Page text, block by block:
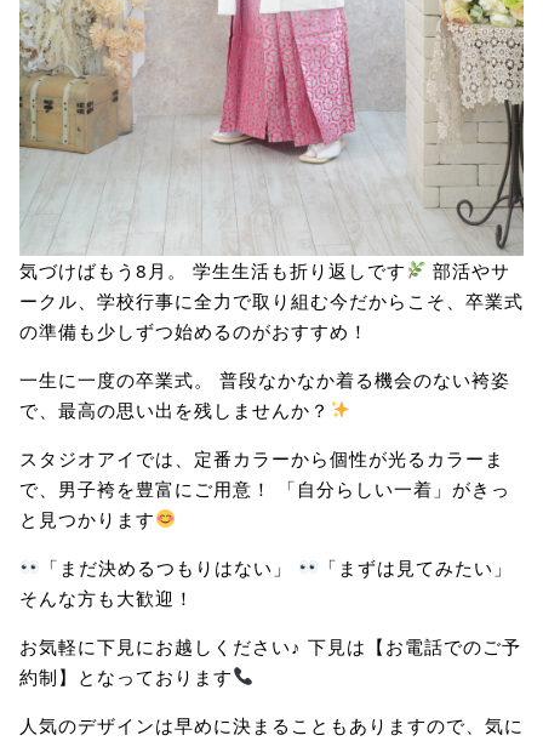
気づけばもう8月。 学生生活も折り返しです
部活やサ
ークル、学校行事に全力で取り組む今だからこそ、卒業式
の準備も少しずつ始めるのがおすすめ！
一生に一度の卒業式。 普段なかなか着る機会のない袴姿
で、最高の思い出を残しませんか？
スタジオアイでは、定番カラーから個性が光るカラーま
で、男子袴を豊富にご用意！ 「自分らしい一着」がきっ
と見つかります
「まだ決めるつもりはない」
「まずは見てみたい」
そんな方も大歓迎！
お気軽に下見にお越しください♪ 下見は【お電話でのご予
約制】となっております
人気のデザインは早めに決まることもありますので、気に